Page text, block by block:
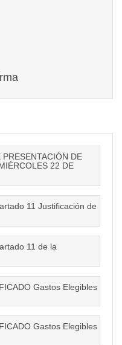
DE
22 DE
11 Justificación de
11 de la
Gastos Elegibles
Gastos Elegibles